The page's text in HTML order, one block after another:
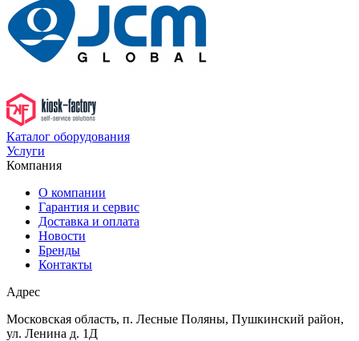
Каталог оборудования
Услуги
Компания
О компании
Гарантия и сервис
Доставка и оплата
Новости
Бренды
Контакты
Адрес
Московская область, п. Лесные Поляны, Пушкинский район,
ул. Ленина д. 1Д